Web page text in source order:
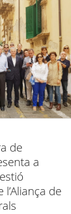
de
a
de